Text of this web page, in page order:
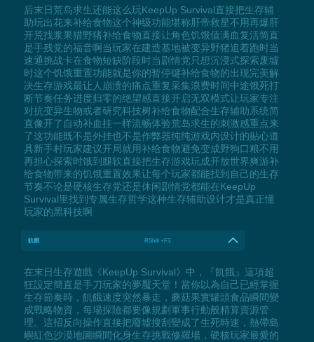
后末日荒岛求生还能这么玩KeepUp Survival直接把生存辅
助玩出花来补给食物这个神级功能堪称肝帝救星不用再爆肝
开荒找浆果猎野猪补给食物直接让角色饥饿值满血复活简直
是手残党的福音啊当玩家在建造基地被变异野猪追着跑时当
速通挑战卡在食物短缺阶段时当剧情党只想沉浸式探索废墟
时这个饥饿重置功能就是你的暂停键补给食物的出现完美解
决生存游戏最让人崩溃的痛点重复采集浪费时间中途饿死打
断节奏任务进度归零的绝望感直接开启无双模式让玩家专注
对抗变异生物或者研究科技树补给食物配合生存辅助系统简
直像开了自动补血挂一样流畅体验荒岛求生的刺激感重点来
了这功能既不是外挂也不是作弊器纯纯游戏内设计的贴心道
具新手村玩家建议开局就用补给食物避免变成野狗口粮不用
再担心探索时饿到腿软直接把生存游戏玩成开放世界爽游补
给食物带来的饥饿重置效果让每个玩家都能找到自己的生存
节奏不论是硬核生存党还是休闲剧情党都能在KeepUp
Survival里找到专属生存哲学这种生存辅助设计才是真正懂
玩家的黑科技啊
飢餓 RShift +F3
在末日生存遊戲《KeepUp Survival》中，『飢餓』這項超
狂設定簡直是手刀玩家的夢魘天堂！當你以為自己已經掌握
生存節奏時，飢餓速度突然暴走，蘑菇果實罐頭食品瞬間變
成戰略物資，每場探險都要像規劃軍事行動般精算資源管
理。這招反向操作直接把廢墟搜刮變成了生死時速，熱帶島
嶼紅色沙漠地圖瞬間化身生存挑戰修羅場，硬核玩家最愛的